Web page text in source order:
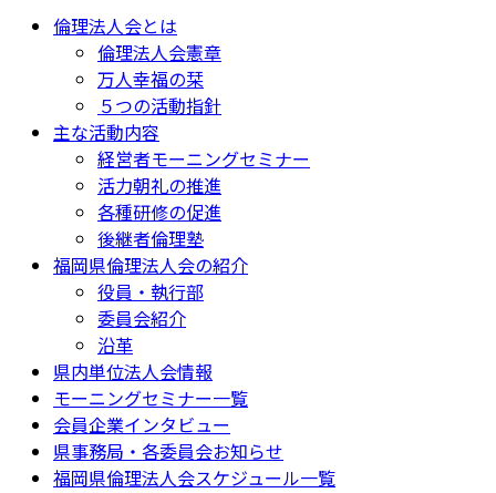
倫理法人会とは
倫理法人会憲章
万人幸福の栞
５つの活動指針
主な活動内容
経営者モーニングセミナー
活力朝礼の推進
各種研修の促進
後継者倫理塾
福岡県倫理法人会の紹介
役員・執行部
委員会紹介
沿革
県内単位法人会情報
モーニングセミナー一覧
会員企業インタビュー
県事務局・各委員会お知らせ
福岡県倫理法人会スケジュール一覧